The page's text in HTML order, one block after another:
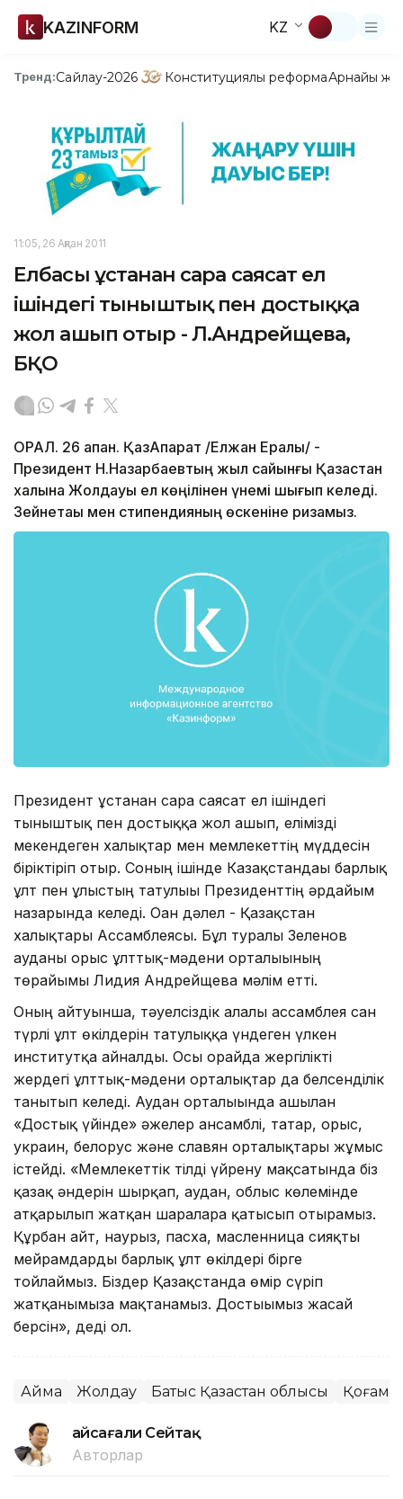
KAZINFORM KZ
Тренд:Сайлау-2026 Конституциялық реформаАрнайы
11:05, 26 Ақпан 2011
Елбасы ұстанған сара саясат ел
ішіндегі тыныштық пен достыққа
жол ашып отыр - Л.Андрейщева,
БҚО
ОРАЛ. 26 ақпан. ҚазАқпарат /Елжан Ералы/ -
Президент Н.Назарбаевтың жыл сайынғы Қазақстан
халқына Жолдауы ел көңілінен үнемі шығып келеді.
Зейнетақы мен стипендияның өскеніне ризамыз.
Президент ұстанған сара саясат ел ішіндегі
тыныштық пен достыққа жол ашып, елімізді
мекендеген халықтар мен мемлекеттің мүддесін
біріктіріп отыр. Соның ішінде Казақстандағы барлық
ұлт пен ұлыстың татулығы Президенттің әрдайым
назарында келеді. Оған дәлел - Қазақстан
халықтары Ассамблеясы. Бұл туралы Зеленов
ауданы орыс ұлттық-мәдени орталығының
төрайымы Лидия Андрейщева мәлім етті.
Оның айтуынша, тәуелсіздік алғалы ассамблея сан
түрлі ұлт өкілдерін татулыққа үндеген үлкен
институтқа айналды. Осы орайда жергілікті
жердегі ұлттық-мәдени орталықтар да белсенділік
танытып келеді. Аудан орталығында ашылған
«Достық үйінде» әжелер ансамблі, татар, орыс,
украин, белорус және славян орталықтары жұмыс
істейді. «Мемлекеттік тілді үйрену мақсатында біз
қазақ әндерін шырқап, аудан, облыс көлемінде
атқарылып жатқан шараларға қатысып отырамыз.
Құрбан айт, наурыз, пасха, масленница сияқты
мейрамдарды барлық ұлт өкілдері бірге
тойлаймыз. Біздер Қазақстанда өмір сүріп
жатқанымызға мақтанамыз. Достығымыз жасай
берсін», деді ол.
Аймақ Жолдау Батыс Қазақстан облысы Қоғам
Ғайсағали Сейтақ
Авторлар